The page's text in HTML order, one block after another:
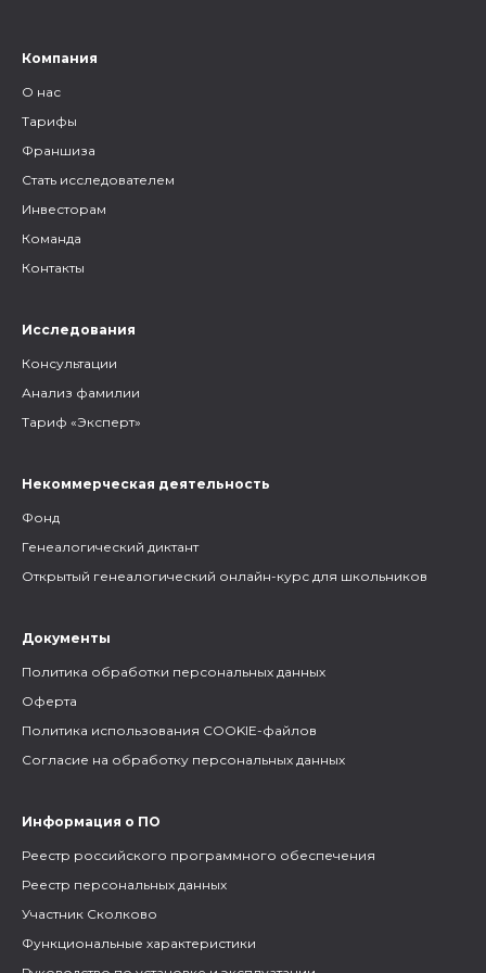
Компания
О нас
Тарифы
Франшиза
Стать исследователем
Инвесторам
Команда
Контакты
Исследования
Консультации
Анализ фамилии
Тариф «Эксперт»
Некоммерческая деятельность
Фонд
Генеалогический диктант
Открытый генеалогический онлайн-курс для школьников
Документы
Политика обработки персональных данных
Оферта
Политика использования COOKIE-файлов
Согласие на обработку персональных данных
Информация о ПО
Реестр российского программного обеспечения
Реестр персональных данных
Участник Сколково
Функциональные характеристики